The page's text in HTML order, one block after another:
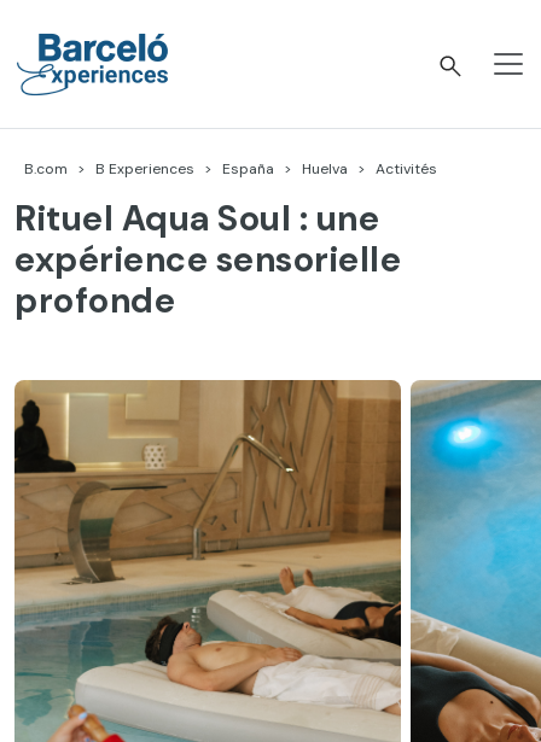
contenu
B.com B Experiences España Huelva Activités
Rituel Aqua Soul : une
expérience sensorielle
profonde